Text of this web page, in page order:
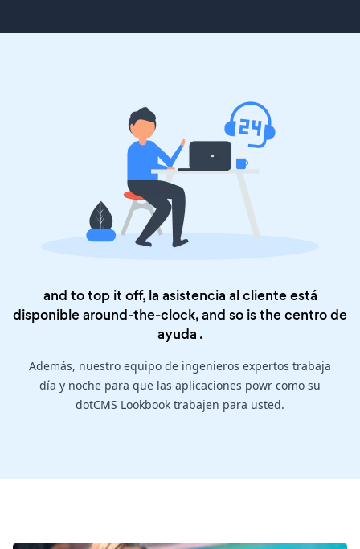
and to top it off, la asistencia al cliente está
disponible around-the-clock, and so is thecentro de
ayuda .
Además, nuestro equipo de ingenieros expertos trabaja
día y noche para que las aplicaciones powr como su
dotCMS Lookbook trabajen para usted.